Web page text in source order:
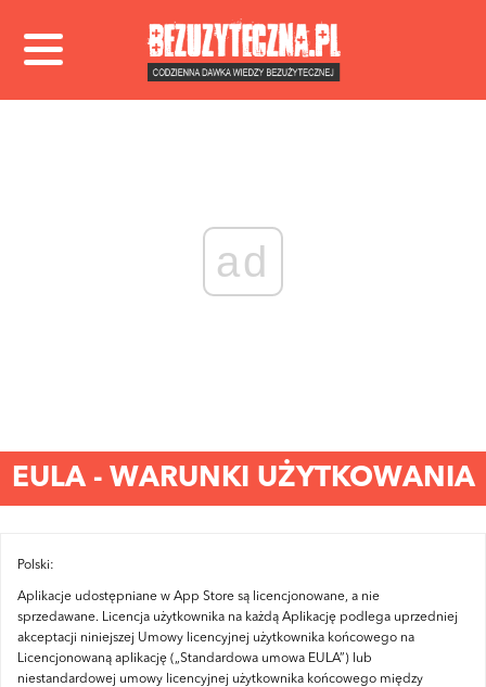
ad
EULA - WARUNKI UŻYTKOWANIA
Polski:
Aplikacje udostępniane w App Store są licencjonowane, a nie
sprzedawane. Licencja użytkownika na każdą Aplikację podlega uprzedniej
akceptacji niniejszej Umowy licencyjnej użytkownika końcowego na
Licencjonowaną aplikację („Standardowa umowa EULA”) lub
niestandardowej umowy licencyjnej użytkownika końcowego między